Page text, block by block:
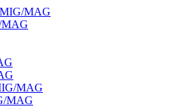
MIG/MAG
MAG
MAG